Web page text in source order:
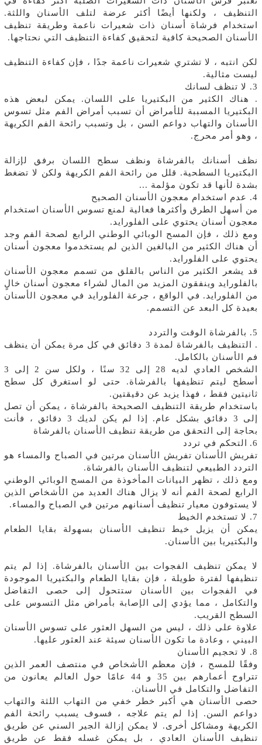
التنظيف ، ولكنها أيضًا أكثر عرضة لتلف الأسنان واللثة.
استخدام فرشاة أسنان ذات شعيرات ناعمة وطريقة تنظيف
الأسنان الصحيحة كافية لتحقيق كفاءة التنظيف التي نحتاجها.
لكن انتبه ، لا تشتري شعيرات ناعمة جدًا ، فإن كفاءة التنظيف
ليست مثالية.
3. لا تنظف لسانك
. هناك الكثير من البكتيريا على اللسان. يمكن لبعض هذه
البكتيريا المسببة للأمراض أن تسبب أمراض الفم مثل تسوس
الأسنان والتهاب دواعم السن ، بل وتسبب رائحة الفم الكريهة
، وهو أمر محرج.
نظف أسنانك بالفرشاة ونظف سطح اللسان برفق لإزالة
البكتيريا السطحية. قلل من رائحة الفم الكريهة ولكن لا تضغط
بشدة لأنها قد تكون مؤلمة ...
4. عدم استخدام معجون الأسنان الصحيح
من أسهل الطرق وأكثرها فعالية لمنع تسوس الأسنان استخدام
معجون أسنان يحتوي على الفلورايد.
ومع ذلك ، فإن المسح الوبائي الوطني الرابع لصحة الفم وجد
أن هناك الكثير من البالغين الذين لم يستخدموا معجون أسنان
يحتوي على الفلورايد.
قد يشعر الكثير من الناس بالقلق من تسمم معجون الأسنان
بالفلورايد وينفقون المزيد من المال لشراء معجون أسنان خالٍ
من الفلورايد. في الواقع ، جرعة الفلورايد في معجون الأسنان
بعيدة كل البعد عن التسمم.
5. بالفرشاة الوقت والتردد
. التنظيف بالفرشاة لمدة 3 دقائق في كل مرة يمكن أن ينظف
فم الأسنان بالكامل.
الشخص العادي لديه 28 إلى 32 سنًا ، ولكل سن 2 إلى 3
أسطح ليتم تنظيفها بالفرشاة. حتى لو استغرق كل سطح
ثانيتين فقط ، فهذا يزيد عن دقيقتين.
باستخدام طريقة التنظيف الصحيحة بالفرشاة ، يمكن أن تصل
إلى 3 دقائق بشكل عام. إذا لم يكن لديك 3 دقائق ، فأنت
بحاجة إلى التحقق من طريقة تنظيف الأسنان بالفرشاة
6.
التحكم في تردد
تفريش الأسنان تفريش الأسنان مرتين في الصباح والمساء هو
التردد الطبيعي لتنظيف الأسنان بالفرشاة.
ومع ذلك ، تظهر البيانات المأخوذة من المسح الوبائي الوطني
الرابع لصحة الفم أنه لا يزال هناك العديد من الأشخاص الذين
لا يستوفون معيار تنظيف أسنانهم مرتين في الصباح والمساء.
7. لا تستخدم الخيط
يمكن أن يزيل خيط تنظيف الأسنان بسهولة بقايا الطعام
والبكتيريا بين الأسنان.
لا يمكن تنظيف الفجوات بين الأسنان بالفرشاة. إذا لم يتم
تنظيفها لفترة طويلة ، فإن بقايا الطعام والبكتيريا الموجودة
في الفجوات بين الأسنان ستتحول إلى حصى التفاضل
والتكامل ، مما يؤدي إلى الإصابة بأمراض مثل التسوس على
السطح القريب.
علاوة على ذلك ، ليس من السهل العثور على تسوس الأسنان
البيني ، وعادة ما تكون الأسنان سيئة عند العثور عليها.
8. لا تحجيم الأسنان
وفقًا للمسح ، فإن معظم الأشخاص في منتصف العمر الذين
تتراوح أعمارهم بين 35 و 44 عامًا حول العالم يعانون من
التفاضل والتكامل في الأسنان.
حصى الأسنان هي أكبر خطر خفي من التهاب اللثة والتهاب
دواعم السن. إذا لم يتم علاجه ، فسوف يسبب رائحة الفم
الكريهة ومشاكل أخرى. لا يمكن إزالة الجير السني عن طريق
تنظيف الأسنان العادي ، بل يمكن غسله فقط عن طريق